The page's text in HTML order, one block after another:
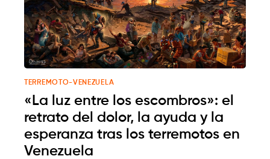
TERREMOTO-VENEZUELA
«La luz entre los escombros»: el
retrato del dolor, la ayuda y la
esperanza tras los terremotos en
Venezuela